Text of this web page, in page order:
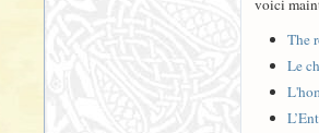
voici
The
Le